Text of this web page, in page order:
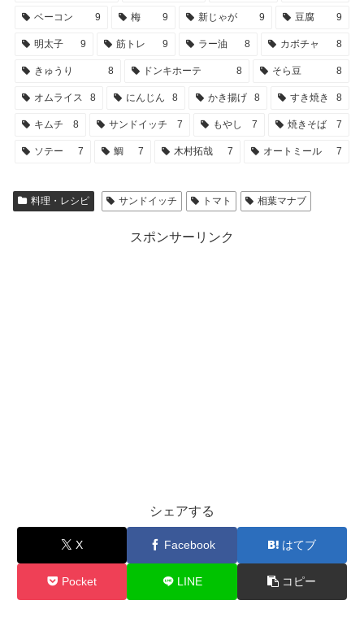
ベーコン 9 梅 9 新じゃが 9 豆腐 9
明太子 9 筋トレ 9 ラー油 8 カボチャ 8
きゅうり 8 ドンキホーテ 8 そら豆 8
オムライス 8 にんじん 8 かき揚げ 8 すき焼き 8
キムチ 8 サンドイッチ 7 もやし 7 焼きそば 7
ソテー 7 鯛 7 木村拓哉 7 オートミール 7
料理・レシピ サンドイッチ トマト 相葉マナブ
スポンサーリンク
シェアする
X Facebook はてブ
Pocket LINE コピー